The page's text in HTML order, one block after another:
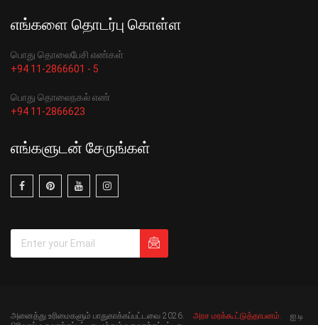
எங்களை தொடர்பு கொள்ள
பொது தொலைபேசி எண்கள்
+94 11-2866601 - 5
பொது தொலைநகல் எண்
+94 11-2866623
எங்களுடன் சேருங்கள்
அனைத்து உரிமைகளும் பாதுகாக்கப்பட்டவை 2026. அரச மரக்கூட்டுத்தாபனம். ஐ.டி